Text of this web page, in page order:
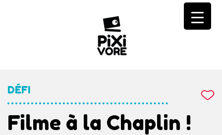
DÉFI
Filme à la Chaplin !